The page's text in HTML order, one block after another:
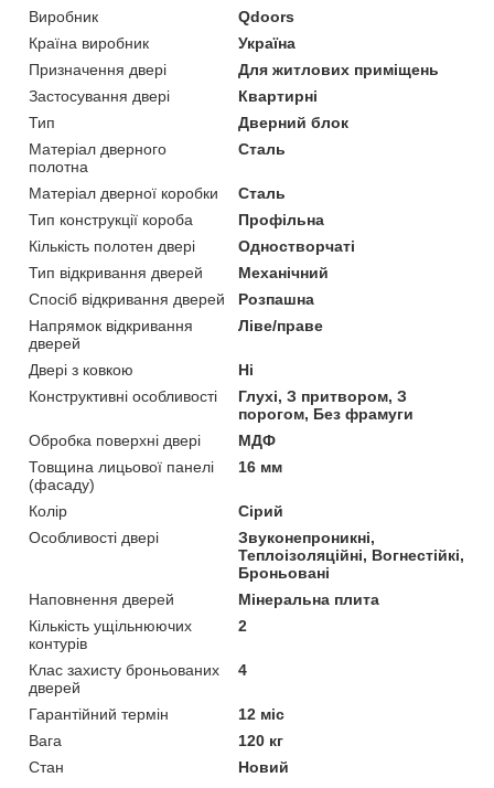
Виробник
Qdoors
Країна виробник
Україна
Призначення двері
Для житлових приміщень
Застосування двері
Квартирні
Тип
Дверний блок
Матеріал дверного
полотна
Сталь
Матеріал дверної коробки
Сталь
Тип конструкції короба
Профільна
Кількість полотен двері
Одностворчаті
Тип відкривання дверей
Механічний
Спосіб відкривання дверей
Розпашна
Напрямок відкривання
дверей
Ліве/праве
Двері з ковкою
Ні
Конструктивні особливості
Глухі, З притвором, З
порогом, Без фрамуги
Обробка поверхні двері
МДФ
Товщина лицьової панелі
(фасаду)
16 мм
Колір
Сірий
Особливості двері
Звуконепроникні,
Теплоізоляційні, Вогнестійкі,
Броньовані
Наповнення дверей
Мінеральна плита
Кількість ущільнюючих
контурів
2
Клас захисту броньованих
дверей
4
Гарантійний термін
12 міс
Вага
120 кг
Стан
Новий